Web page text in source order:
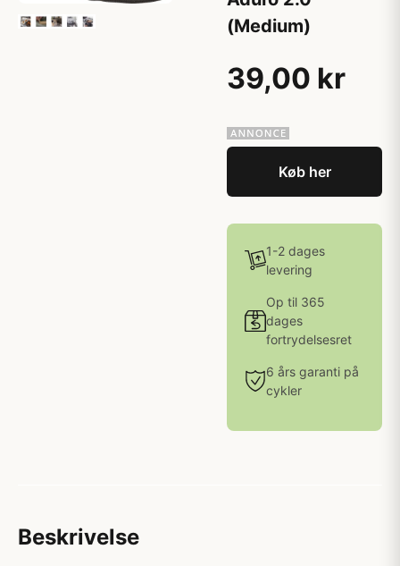
(Medium)
39,00 kr
Køb her
1-2 dages
levering
Op til 365
dages
fortrydelsesret
6 års garanti på
cykler
Beskrivelse